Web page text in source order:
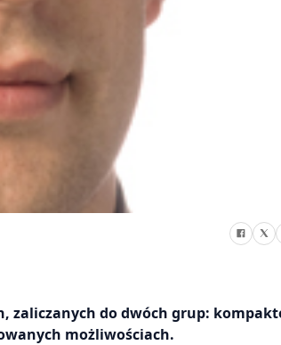
zaliczanych do dwóch grup:
możliwościach.